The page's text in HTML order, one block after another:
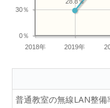
2018年 2019年
0％
30％
普通教室の無線LAN整備